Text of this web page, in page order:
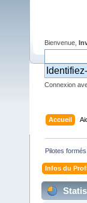
Bienvenue,
Connexion
Accueil
Pilotes
Infos du